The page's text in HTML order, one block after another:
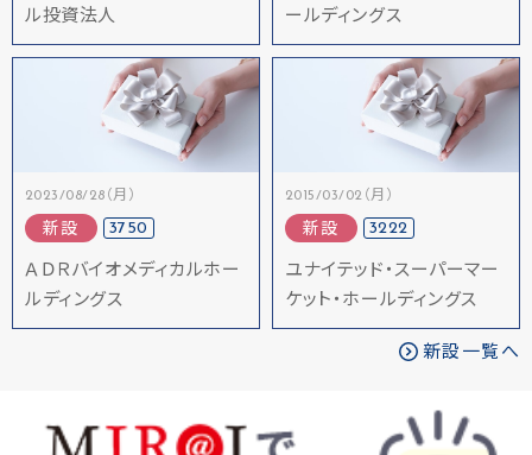
ル投資法人 ールディングス
2023/08/28（月）
新設 3750
ＡＤＲバイオメディカルホー
ルディングス
2015/03/02（月）
新設 3222
ユナイテッド・スーパーマー
ケット・ホールディングス
新設一覧へ